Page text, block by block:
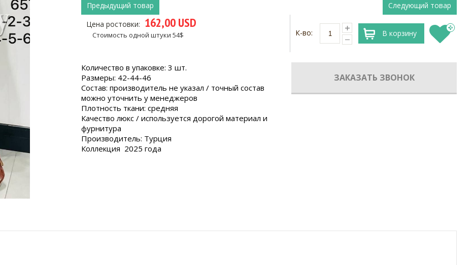
Предыдущий товар
Следующий товар
Цена ростовки: 162,00 USD
Стоимость одной штуки 54$ К-во: В корзину
Количество в упаковке: 3 шт.
Размеры: 42-44-46
Состав: производитель не указал / точный состав
можно уточнить у менеджеров
Плотность ткани: средняя
Качество люкс / используется дорогой материал и
фурнитура
Производитель: Турция
Коллекция 2025 года
ЗАКАЗАТЬ ЗВОНОК